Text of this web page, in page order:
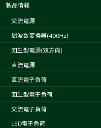
製品情報
交流電源
周波数変換器(400Hz)
回生型電源(双方向)
直流電源
直流電子負荷
回生型電子負荷
交流電子負荷
LED電子負荷